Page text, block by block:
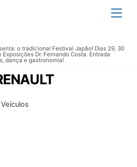
o tradicional Festival Japão! Dias 29, 30
Exposições Dr. Fernando Costa. Entrada
dança e gastronomia!